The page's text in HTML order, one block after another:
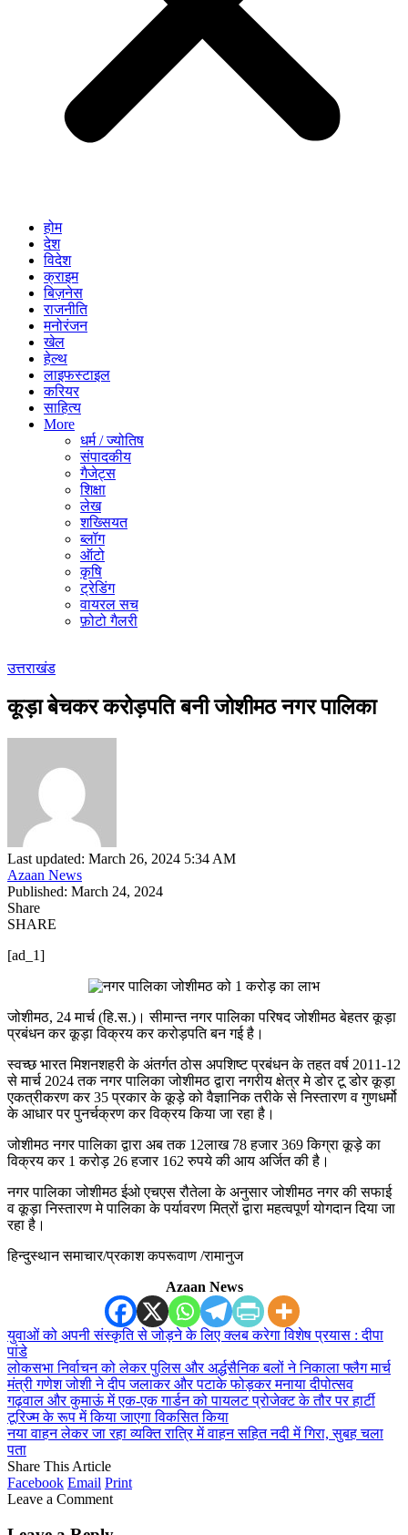
होम
देश
विदेश
क्राइम
बिज़नेस
राजनीति
मनोरंजन
खेल
हेल्थ
लाइफस्टाइल
करियर
साहित्य
More
धर्म / ज्योतिष
संपादकीय
गैजेट्स
शिक्षा
लेख
शख्सियत
ब्लॉग
ऑटो
कृषि
ट्रेडिंग
वायरल सच
फ़ोटो गैलरी
उत्तराखंड
कूड़ा बेचकर करोड़पति बनी जोशीमठ नगर पालिका
Last updated: March 26, 2024 5:34 AM
Azaan News
Published: March 24, 2024
Share
SHARE
[ad_1]
जोशीमठ, 24 मार्च (हि.स.)। सीमान्त नगर पालिका परिषद जोशीमठ बेहतर कूड़ा
प्रबंधन कर कूड़ा विक्रय कर करोड़पति बन गई है।
स्वच्छ भारत मिशनशहरी के अंतर्गत ठोस अपशिष्ट प्रबंधन के तहत वर्ष 2011-12
से मार्च 2024 तक नगर पालिका जोशीमठ द्वारा नगरीय क्षेत्र मे डोर टू डोर कूड़ा
एकत्रीकरण कर 35 प्रकार के कूड़े को वैज्ञानिक तरीके से निस्तारण व गुणधर्मो
के आधार पर पुनर्चक्रण कर विक्रय किया जा रहा है।
जोशीमठ नगर पालिका द्वारा अब तक 12लाख 78 हजार 369 किग्रा कूड़े का
विक्रय कर 1 करोड़ 26 हजार 162 रुपये की आय अर्जित की है।
नगर पालिका जोशीमठ ईओ एचएस रौतेला के अनुसार जोशीमठ नगर की सफाई
व कूड़ा निस्तारण मे पालिका के पर्यावरण मित्रों द्वारा महत्वपूर्ण योगदान दिया जा
रहा है।
हिन्दुस्थान समाचार/प्रकाश कपरूवाण /रामानुज
Azaan News
युवाओं को अपनी संस्कृति से जोड़ने के लिए क्लब करेगा विशेष प्रयास : दीपा
पांडे
लोकसभा निर्वाचन को लेकर पुलिस और अर्द्धसैनिक बलों ने निकाला फ्लैग मार्च
मंत्री गणेश जोशी ने दीप जलाकर और पटाके फोड़कर मनाया दीपोत्सव
गढ़वाल और कुमाऊं में एक-एक गार्डन को पायलट प्रोजेक्ट के तौर पर हार्टी
टूरिज्म के रूप में किया जाएगा विकसित किया
नया वाहन लेकर जा रहा व्यक्ति रात्रि में वाहन सहित नदी में गिरा, सुबह चला
पता
Share This Article
Facebook Email Print
Leave a Comment